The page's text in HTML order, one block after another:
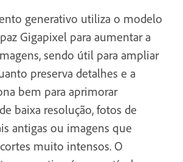
generativo utiliza o modelo
Gigapixel para aumentar a
sendo útil para ampliar
preserva detalhes e a
bem para aprimorar
baixa resolução, fotos de
antigas ou imagens que
muito intensos. O